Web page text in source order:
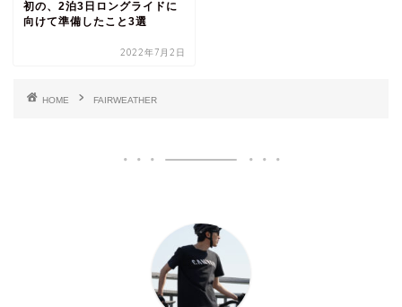
初の、2泊3日ロングライドに
向けて準備したこと3選
2022年7月2日
HOME FAIRWEATHER